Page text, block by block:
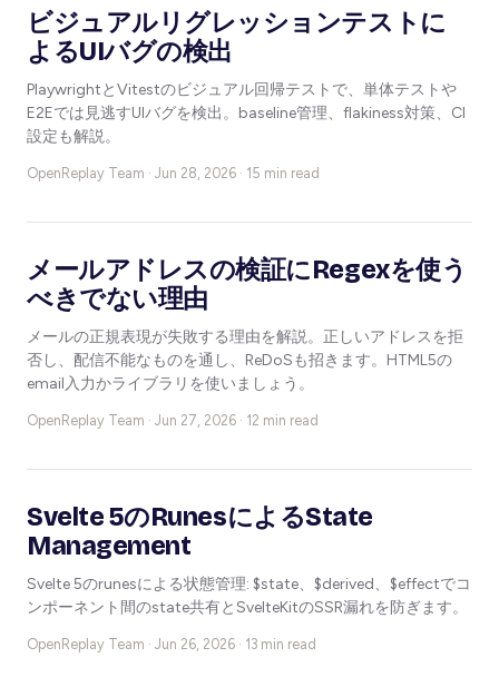
ビジュアルリグレッションテストに
よるUIバグの検出
PlaywrightとVitestのビジュアル回帰テストで、単体テストや
E2Eでは見逃すUIバグを検出。baseline管理、flakiness対策、CI
設定も解説。
OpenReplay Team · Jun 28, 2026 · 15 min read
メールアドレスの検証にRegexを使う
べきでない理由
メールの正規表現が失敗する理由を解説。正しいアドレスを拒
否し、配信不能なものを通し、ReDoSも招きます。HTML5の
email入力かライブラリを使いましょう。
OpenReplay Team · Jun 27, 2026 · 12 min read
Svelte 5のRunesによるState
Management
Svelte 5のrunesによる状態管理: $state、$derived、$effectでコ
ンポーネント間のstate共有とSvelteKitのSSR漏れを防ぎます。
OpenReplay Team · Jun 26, 2026 · 13 min read